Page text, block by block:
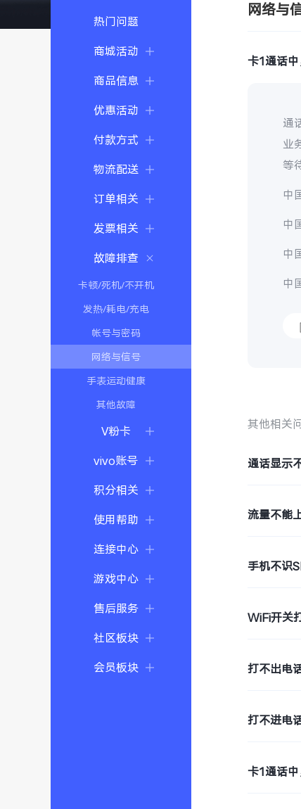
热门问题
商城活动
商品信息
优惠活动
付款方式
物流配送
订单相关
发票相关
故障排查
卡顿/死机/不开机
发热/耗电/充电
帐号与密码
网络与信号
手表运动健康
其他故障
V粉卡
vivo账号
积分相关
使用帮助
连接中心
游戏中心
售后服务
社区板块
会员板块
网络与
卡1通话中
通
业
等
中
中
中
中
其他相关
通话显示
流量不能
手机不识
WiFi开关
打不出电
打不进电
卡1通话中